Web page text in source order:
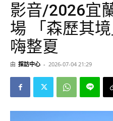
影音/2026宜
場 「森歷其
嗨整夏
由 採訪中心 - 2026-07-04 21:29